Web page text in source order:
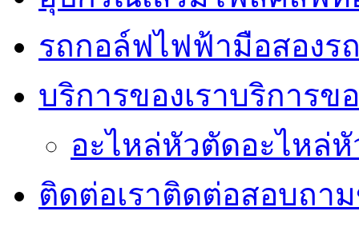
รถกอล์ฟไฟฟ้ามือสองร
บริการของเราบริการข
อะไหล่หัวตัดอะไหล่
ติดต่อเราติดต่อสอบถา